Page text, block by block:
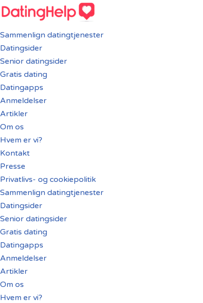
til
indhold
Sammenlign datingtjenester
Datingsider
Senior datingsider
Gratis dating
Datingapps
Anmeldelser
Artikler
Om os
Hvem er vi?
Kontakt
Presse
Privatlivs- og cookiepolitik
Sammenlign datingtjenester
Datingsider
Senior datingsider
Gratis dating
Datingapps
Anmeldelser
Artikler
Om os
Hvem er vi?